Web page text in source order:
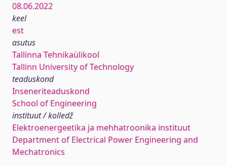
08.06.2022
keel
est
asutus
Tallinna Tehnikaülikool
Tallinn University of Technology
teaduskond
Inseneriteaduskond
School of Engineering
instituut / kolledž
Elektroenergeetika ja mehhatroonika instituut
Department of Electrical Power Engineering and
Mechatronics